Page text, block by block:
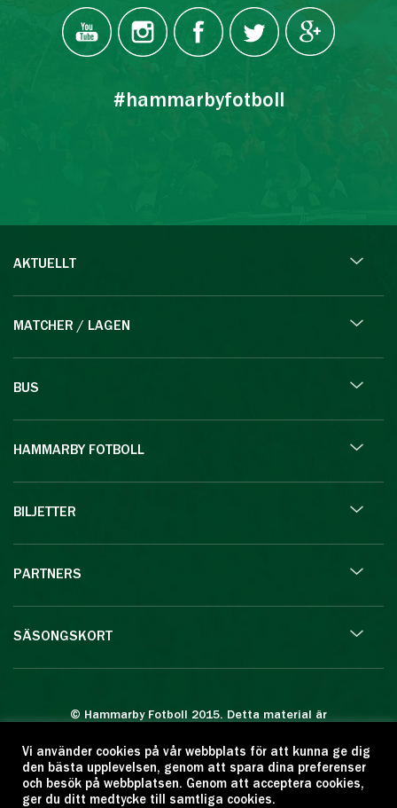
#hammarbyfotboll
AKTUELLT
MATCHER / LAGEN
BUS
HAMMARBY FOTBOLL
BILJETTER
PARTNERS
SÄSONGSKORT
© Hammarby Fotboll 2015. Detta material är
Eftertryck eller annan kopiering är förbjuden.
Citera oss gärna men ange källan:
www.hammarbyfotboll.se. Ansvarig utgivare:
Vi använder cookies på vår webbplats för att kunna ge dig
den bästa upplevelsen, genom att spara dina preferenser
och besök på webbplatsen. Genom att acceptera cookies,
ger du ditt medtycke till samtliga cookies.